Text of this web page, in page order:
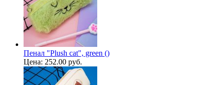
Пенал "Plush cat", green ()
Цена: 252.00 руб.